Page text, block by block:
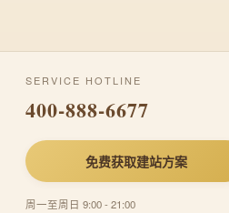
SERVICE HOTLINE
400-888-6677
免费获取建站方案
周一至周日 9:00 - 21:00